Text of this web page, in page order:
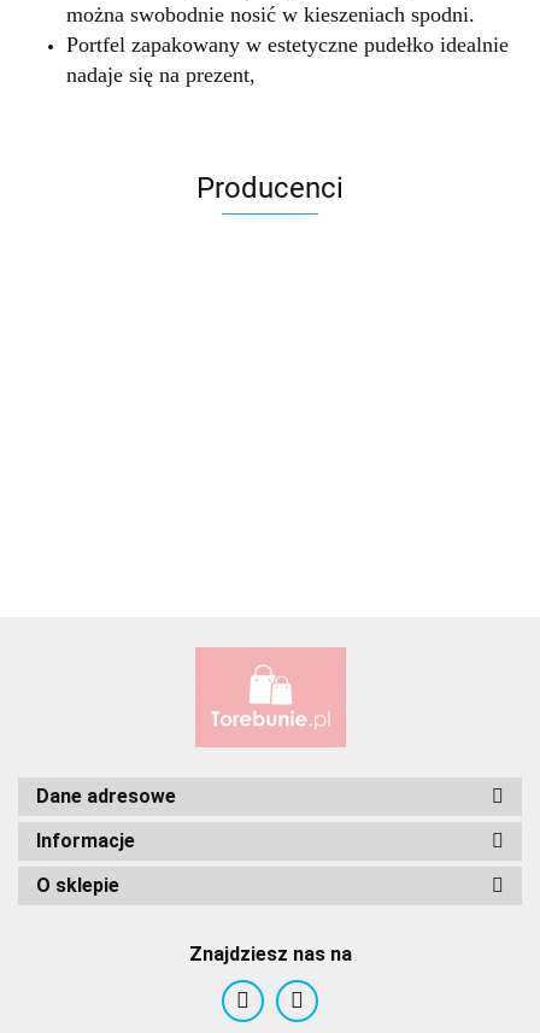
można swobodnie nosić w kieszeniach spodni.
Portfel zapakowany w estetyczne pudełko idealnie
nadaje się na prezent,
Producenci
Alessandro Paoli
Dane adresowe
Informacje
O sklepie
Znajdziesz nas na